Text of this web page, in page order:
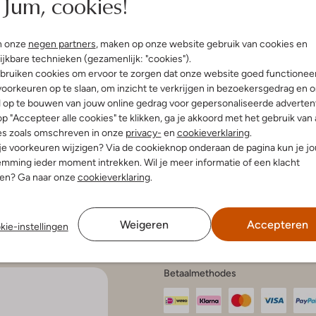
onze negen partners, maken op onze website gebruik van cookies en
technieken (gezamenlijk: "cookies").
cookies om ervoor te zorgen dat onze website goed
op te slaan, om inzicht te verkrijgen in bezoekersgedrag en
op te bouwen van jouw online gedrag voor gepersonaliseerde
"Accepteer alle cookies" te klikken, ga je akkoord met het gebruik van
zoals omschreven in onze privacy- en cookieverklaring.
voorkeuren wijzigen? Via de cookieknop onderaan de pagina kun je
ieder moment intrekken. Wil je meer informatie of een klacht
Ga naar onzecookieverklaring.
instellingen Weigeren Accepteren
en bezorgen
retourneren
en onderhoud
onderhoud
kortingscodes
klachten
voorwaarden
Account
Mijn account
Veelgestelde vragen
Bekijk
Betaalmethodes